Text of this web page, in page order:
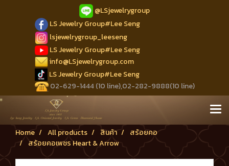
@LSjewelrygroup
LS Jewelry Group#Lee Seng
lsjewelrygroup_leeseng
LS Jewelry Group#Lee Seng
info@LSjewelrygroup.com
LS Jewelry Group#Lee Seng
02-629-1444 (10 line),02-282-9888(10 line)
Home All products สินค้า
สร้อยคอ
สร้อยคอเพชร Heart & Arrow